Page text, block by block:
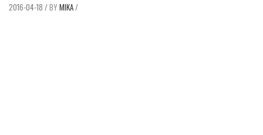
2016-04-18 / MIKA/